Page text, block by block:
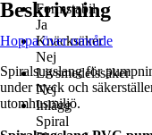
Formstabil
Ja
Knäcksäker
Nej
Livsmedelssäker
Nej
Inlägg
Spiral
Beskrivning
Hoppa över område
Spiralsugslang för
under tryck och
utomhusmiljö.